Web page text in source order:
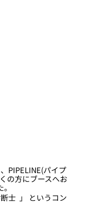
PIPELINE(パイプ
の方にブースへお
士  」 というコン